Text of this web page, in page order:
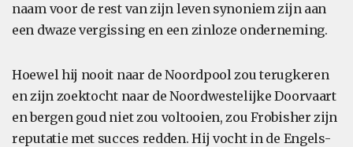
naam voor de rest van zijn leven synoniem zijn aan
een dwaze vergissing en een zinloze onderneming.
Hoewel hij nooit naar de Noordpool zou terugkeren
en zijn zoektocht naar de Noordwestelijke Doorvaart
en bergen goud niet zou voltooien, zou Frobisher zijn
reputatie met succes redden. Hij vocht in de Engels-